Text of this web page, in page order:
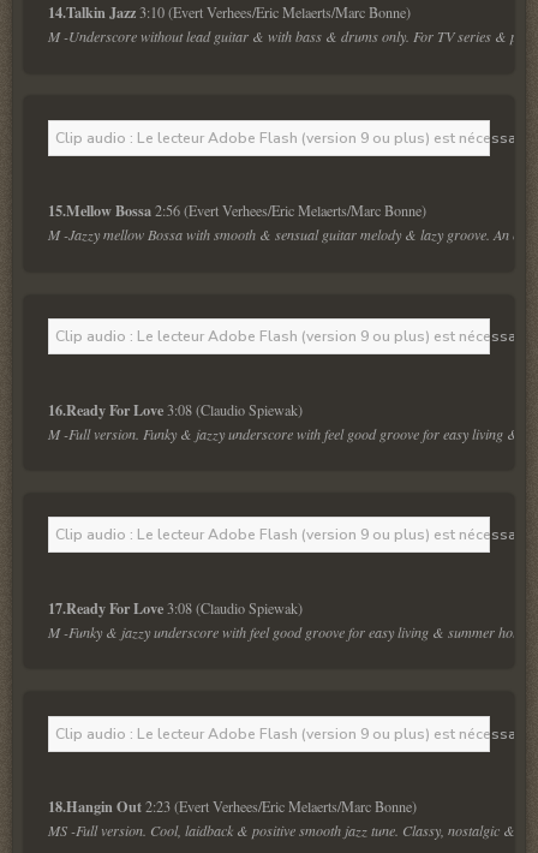
14.Talkin Jazz
3:10 (Evert Verhees/Eric Melaerts/Marc Bonne)
M -Underscore without lead guitar & with bass & drums only. For TV series &
Clip audio : Le lecteur Adobe Flash (version 9 ou plus) est
15.Mellow Bossa
2:56 (Evert Verhees/Eric Melaerts/Marc Bonne)
M -Jazzy mellow Bossa with smooth & sensual guitar melody & lazy groove. An
Clip audio : Le lecteur Adobe Flash (version 9 ou plus) est
16.Ready For Love
3:08 (Claudio Spiewak)
M -Full version. Funky & jazzy underscore with feel good groove for easy living &
Clip audio : Le lecteur Adobe Flash (version 9 ou plus) est
17.Ready For Love
3:08 (Claudio Spiewak)
M -Funky & jazzy underscore with feel good groove for easy living & summer
Clip audio : Le lecteur Adobe Flash (version 9 ou plus) est
18.Hangin Out
2:23 (Evert Verhees/Eric Melaerts/Marc Bonne)
MS -Full version. Cool, laidback & positive smooth jazz tune. Classy, nostalgic &